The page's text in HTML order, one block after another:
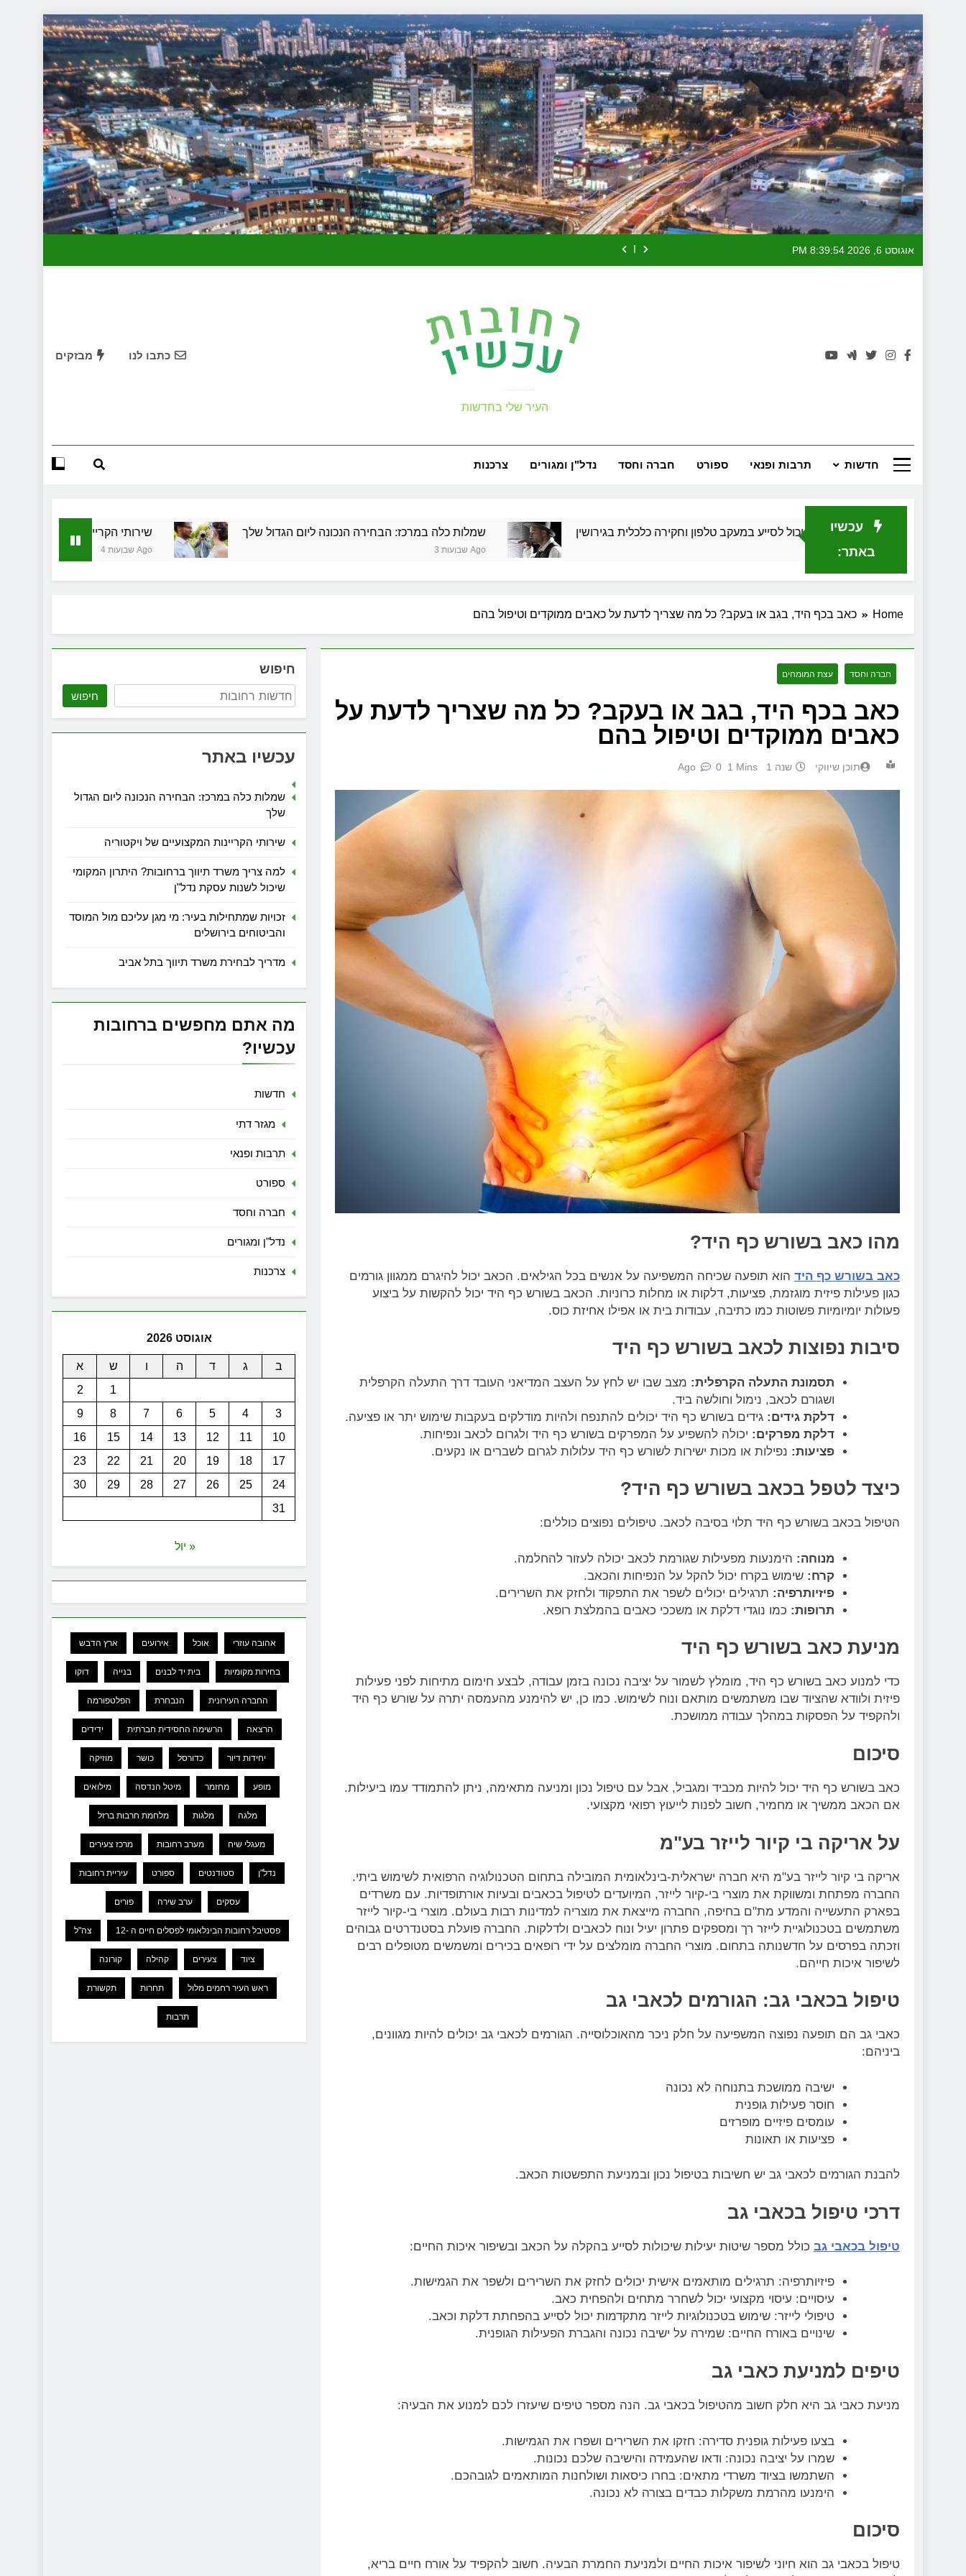
to
content
אוגוסט 6, 2026 8:39:56 PM
זכויות שמתחילות בעיר: מי מגן עליכם מול המוסד והביטוחים בירושלים
שמלות כלה במרכז: הבחירה הנכונה ליום הגדול שלך
שירותי הקריינות המקצועיים של ויקטוריה
העיר שלי בחדשות
כתבו לנו מבזקים
חדשות תרבות ופנאי ספורט חברה וחסד נדל"ן ומגורים צרכנות
עכשיו
באתר:
שמלות כלה במרכז: הבחירה הנכונה ליום הגדול שלך שירותי הקריינות המקצועיים של ויקטוריה חוקר פרטי יכול לסייע במעקב טלפון וחקירה כלכלית בגירושין
Home כאב בכף היד, בגב או בעקב? כל מה שצריך לדעת על כאבים ממוקדים וטיפול בהם
חברה וחסד עצת המומחים
כאב בכף היד, בגב או בעקב? כל מה שצריך לדעת על
כאבים ממוקדים וטיפול בהם
תוכן שיווקי שנה 1 Ago 0 1 Mins
מהו כאב בשורש כף היד?
כאב בשורש כף היד הוא תופעה שכיחה המשפיעה על אנשים בכל הגילאים. הכאב יכול להיגרם ממגוון גורמים
כגון פעילות פיזית מוגזמת, פציעות, דלקות או מחלות כרוניות. הכאב בשורש כף היד יכול להקשות על ביצוע
פעולות יומיומיות פשוטות כמו כתיבה, עבודות בית או אפילו אחיזת כוס.
סיבות נפוצות לכאב בשורש כף היד
תסמונת התעלה הקרפלית: מצב שבו יש לחץ על העצב המדיאני העובד דרך התעלה הקרפלית
ושגורם לכאב, נימול וחולשה ביד.
דלקת גידים: גידים בשורש כף היד יכולים להתנפח ולהיות מודלקים בעקבות שימוש יתר או פציעה.
דלקת מפרקים: יכולה להשפיע על המפרקים בשורש כף היד ולגרום לכאב ונפיחות.
פציעות: נפילות או מכות ישירות לשורש כף היד עלולות לגרום לשברים או נקעים.
כיצד לטפל בכאב בשורש כף היד?
הטיפול בכאב בשורש כף היד תלוי בסיבה לכאב. טיפולים נפוצים כוללים:
מנוחה: הימנעות מפעילות שגורמת לכאב יכולה לעזור להחלמה.
קרח: שימוש בקרח יכול להקל על הנפיחות והכאב.
פיזיותרפיה: תרגילים יכולים לשפר את התפקוד ולחזק את השרירים.
תרופות: כמו נוגדי דלקת או משככי כאבים בהמלצת רופא.
מניעת כאב בשורש כף היד
כדי למנוע כאב בשורש כף היד, מומלץ לשמור על יציבה נכונה בזמן עבודה, לבצע חימום מתיחות לפני פעילות
פיזית ולוודא שהציוד שבו משתמשים מותאם ונוח לשימוש. כמו כן, יש להימנע מהעמסה יתרה על שורש כף היד
ולהקפיד על הפסקות במהלך עבודה ממושכת.
סיכום
כאב בשורש כף היד יכול להיות מכביד ומגביל, אבל עם טיפול נכון ומניעה מתאימה, ניתן להתמודד עמו ביעילות.
אם הכאב ממשיך או מחמיר, חשוב לפנות לייעוץ רפואי מקצועי.
על אריקה בי קיור לייזר בע"מ
אריקה בי קיור לייזר בע"מ היא חברה ישראלית-בינלאומית המובילה בתחום הטכנולוגיה הרפואית לשימוש ביתי.
החברה מפתחת ומשווקת את מוצרי בי-קיור לייזר, המיועדים לטיפול בכאבים ובעיות אורתופדיות. עם משרדים
בפארק התעשייה והמדע מת"ם בחיפה, החברה מייצאת את מוצריה למדינות רבות בעולם. מוצרי בי-קיור לייזר
משתמשים בטכנולוגיית לייזר רך ומספקים פתרון יעיל ונוח לכאבים ולדלקות. החברה פועלת בסטנדרטים גבוהים
וזכתה בפרסים על חדשנותה בתחום. מוצרי החברה מומלצים על ידי רופאים בכירים ומשמשים מטופלים רבים
לשיפור איכות חייהם.
טיפול בכאבי גב: הגורמים לכאבי גב
כאבי גב הם תופעה נפוצה המשפיעה על חלק ניכר מהאוכלוסייה. הגורמים לכאבי גב יכולים להיות מגוונים,
ביניהם:
ישיבה ממושכת בתנוחה לא נכונה
חוסר פעילות גופנית
עומסים פיזיים מופרזים
פציעות או תאונות
להבנת הגורמים לכאבי גב יש חשיבות בטיפול נכון ובמניעת התפשטות הכאב.
דרכי טיפול בכאבי גב
טיפול בכאבי גב כולל מספר שיטות יעילות שיכולות לסייע בהקלה על הכאב ובשיפור איכות החיים:
פיזיותרפיה: תרגילים מותאמים אישית יכולים לחזק את השרירים ולשפר את הגמישות.
עיסויים: עיסוי מקצועי יכול לשחרר מתחים ולהפחית כאב.
טיפולי לייזר: שימוש בטכנולוגיות לייזר מתקדמות יכול לסייע בהפחתת דלקת וכאב.
שינויים באורח החיים: שמירה על ישיבה נכונה והגברת הפעילות הגופנית.
טיפים למניעת כאבי גב
מניעת כאבי גב היא חלק חשוב מהטיפול בכאבי גב. הנה מספר טיפים שיעזרו לכם למנוע את הבעיה:
בצעו פעילות גופנית סדירה: חזקו את השרירים ושפרו את הגמישות.
שמרו על יציבה נכונה: ודאו שהעמידה והישיבה שלכם נכונות.
השתמשו בציוד משרדי מתאים: בחרו כיסאות ושולחנות המותאמים לגובהכם.
הימנעו מהרמת משקלות כבדים בצורה לא נכונה.
סיכום
טיפול בכאבי גב הוא חיוני לשיפור איכות החיים ולמניעת החמרת הבעיה. חשוב להקפיד על אורח חיים בריא,
חיפוש
חיפוש
עכשיו באתר
שמלות כלה במרכז: הבחירה הנכונה ליום הגדול
שלך
שירותי הקריינות המקצועיים של ויקטוריה
למה צריך משרד תיווך ברחובות? היתרון המקומי
שיכול לשנות עסקת נדל"ן
זכויות שמתחילות בעיר: מי מגן עליכם מול המוסד
והביטוחים בירושלים
מדריך לבחירת משרד תיווך בתל אביב
מה אתם מחפשים ברחובות
עכשיו?
חדשות
מגזר דתי
תרבות ופנאי
ספורט
חברה וחסד
נדל"ן ומגורים
צרכנות
אוגוסט 2026
ב ג ד ה ו ש
א
1
2
3
4
5
6
7
8
9
10
11
12
13
14
15
16
17
18
19
20
21
22
23
24
25
26
27
28
29
30
31
« יול
אהובה עוזרי אוכל אירועים ארץ הדבש
בחירות מקומיות בית יד לבנים בנייה דוקו
החברה העירונית הנבחרת הפלטפורמה
הרצאה הרשימה החסידית חברתית ידידים
יחידות דיור כדורסל כושר מוזיקה
מופע מחזמר מיטל הנדסה מילואים
מלגה מלגות מלחמת חרבות ברזל
מעגלי שיח מערב רחובות מרכז צעירים
נדל"ן סטודנטים ספורט עיריית רחובות
עסקים ערב שירה פורים
פסטיבל רחובות הבינלאומי לפסלים חיים ה -12 צה"ל
ציוד צעירים קהילה קורונה
ראש העיר רחמים מלול תחרות תקשורת
תרבות